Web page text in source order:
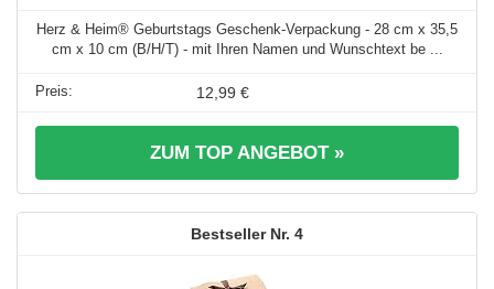
Herz & Heim® Geburtstags Geschenk-Verpackung - 28 cm x 35,5
cm x 10 cm (B/H/T) - mit Ihren Namen und Wunschtext be ...
12,99 €
ZUM TOP ANGEBOT »
4